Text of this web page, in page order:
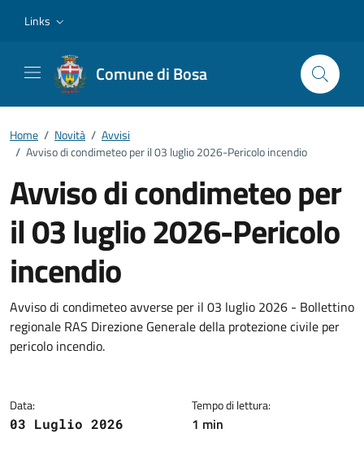
Links
Comune di Bosa
Home / Novità / Avvisi
/ Avviso di condimeteo per il 03 luglio 2026-Pericolo incendio
Avviso di condimeteo per
il 03 luglio 2026-Pericolo
incendio
Dettagli della notizia
Avviso di condimeteo avverse per il 03 luglio 2026 - Bollettino
regionale RAS Direzione Generale della protezione civile per
pericolo incendio.
Data:
03 Luglio 2026
Tempo di lettura:
1 min